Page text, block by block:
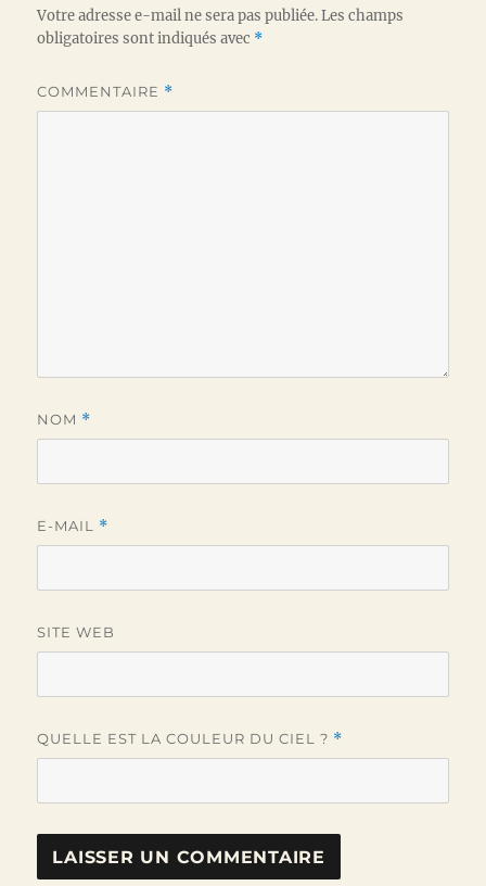
Votre adresse e-mail ne sera pas publiée. Les champs
obligatoires sont indiqués avec *
COMMENTAIRE *
NOM *
E-MAIL *
SITE WEB
QUELLE EST LA COULEUR DU CIEL ? *